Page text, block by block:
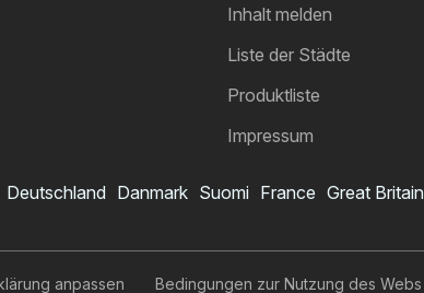
Inhalt melden
Liste der Städte
Produktliste
Impressum
Deutschland Danmark Suomi France Great Britain
anpassen Bedingungen zur Nutzung des Webs